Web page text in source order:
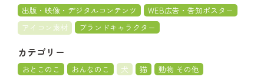
出版・映像・デジタルコンテンツ
WEB広告・告知ポスター
アイコン素材
ブランドキャラクター
カテゴリー
おとこのこ おんなのこ 犬 猫
動物 その他